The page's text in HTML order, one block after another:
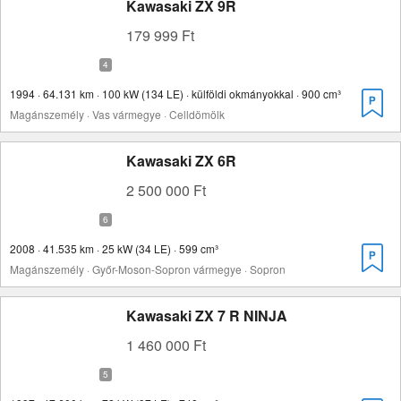
Kawasaki ZX 9R
179 999 Ft
1994 · 64.131 km · 100 kW (134 LE) · külföldi okmányokkal · 900 cm³
Magánszemély · Vas vármegye · Celldömölk
Kawasaki ZX 6R
2 500 000 Ft
2008 · 41.535 km · 25 kW (34 LE) · 599 cm³
Magánszemély · Győr-Moson-Sopron vármegye · Sopron
Kawasaki ZX 7 R NINJA
1 460 000 Ft